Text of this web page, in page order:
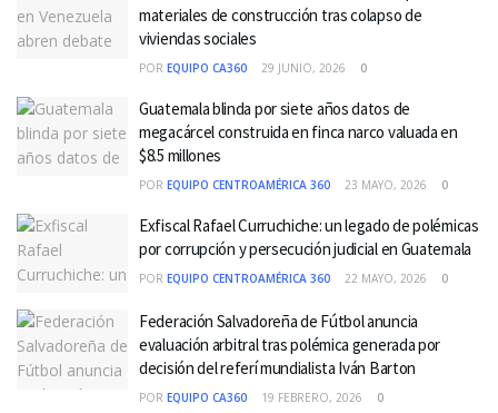
materiales de construcción tras colapso de
viviendas sociales
POR EQUIPO CA360 29 JUNIO, 2026 0
Guatemala blinda por siete años datos de
megacárcel construida en finca narco valuada en
$8.5 millones
POR EQUIPO CENTROAMÉRICA 360 23 MAYO, 2026 0
Exfiscal Rafael Curruchiche: un legado de polémicas
por corrupción y persecución judicial en Guatemala
POR EQUIPO CENTROAMÉRICA 360 22 MAYO, 2026 0
Federación Salvadoreña de Fútbol anuncia
evaluación arbitral tras polémica generada por
decisión del referí mundialista Iván Barton
POR EQUIPO CA360 19 FEBRERO, 2026 0